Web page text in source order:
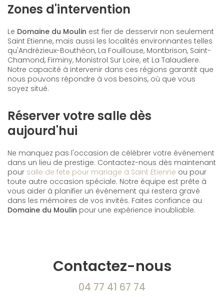
Zones d'intervention
Le Domaine du Moulin est fier de desservir non seulement
Saint Etienne, mais aussi les localités environnantes telles
qu'Andrézieux-Bouthéon, La Fouillouse, Montbrison, Saint-
Chamond, Firminy, Monistrol Sur Loire, et La Talaudiere.
Notre capacité à intervenir dans ces régions garantit que
nous pouvons répondre à vos besoins, où que vous
soyez situé.
Réserver votre salle dès
aujourd'hui
Ne manquez pas l'occasion de célébrer votre événement
dans un lieu de prestige. Contactez-nous dès maintenant
pour salle de fete pour mariage à Saint Etienne ou pour
toute autre occasion spéciale. Notre équipe est prête à
vous aider à planifier un événement qui restera gravé
dans les mémoires de vos invités. Faites confiance au
Domaine du Moulin pour une expérience inoubliable.
Contactez-nous
04 77 41 67 74